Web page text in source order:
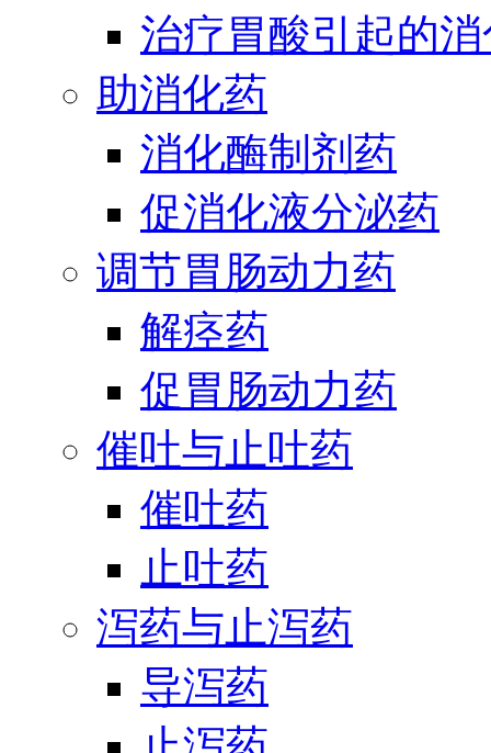
治疗胃酸引起的
助消化药
消化酶制剂药
促消化液分泌药
调节胃肠动力药
解痉药
促胃肠动力药
催吐与止吐药
催吐药
止吐药
泻药与止泻药
导泻药